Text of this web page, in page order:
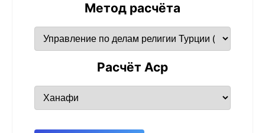
Метод расчёта
Расчёт Аср